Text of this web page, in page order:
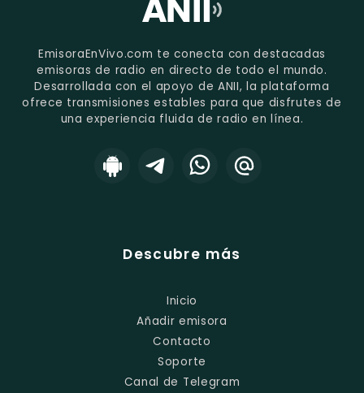
EmisoraEnVivo.com te conecta con destacadas
emisoras de radio en directo de todo el mundo.
Desarrollada con el apoyo de ANII, la plataforma
ofrece transmisiones estables para que disfrutes de
una experiencia fluida de radio en línea.
Descubre más
Inicio
Añadir emisora
Contacto
Soporte
Canal de Telegram